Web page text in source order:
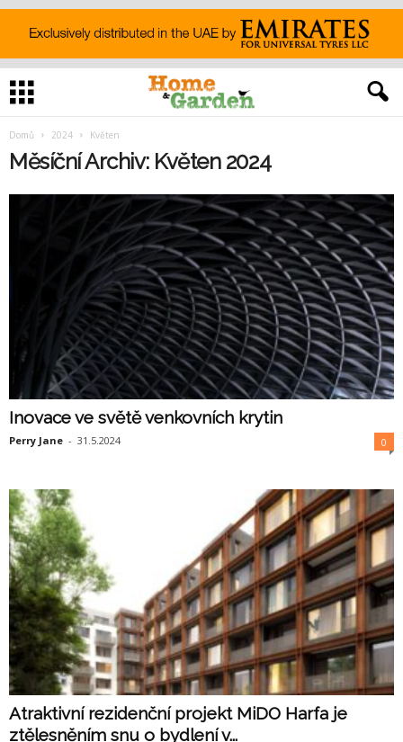
Domů 2024 Květen
Měsíční Archiv: Květen 2024
Inovace ve světě venkovních krytin
Perry Jane - 31.5.2024 0
Atraktivní rezidenční projekt MiDO Harfa je
ztělesněním snu o bydlení v...